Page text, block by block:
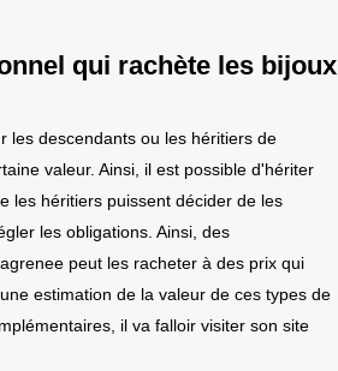
qui rachète les bijoux
les descendants ou les héritiers de
valeur. Ainsi, il est possible d'hériter
les héritiers puissent décider de les
les obligations. Ainsi, des
peut les racheter à des prix qui
estimation de la valeur de ces types de
il va falloir visiter son site